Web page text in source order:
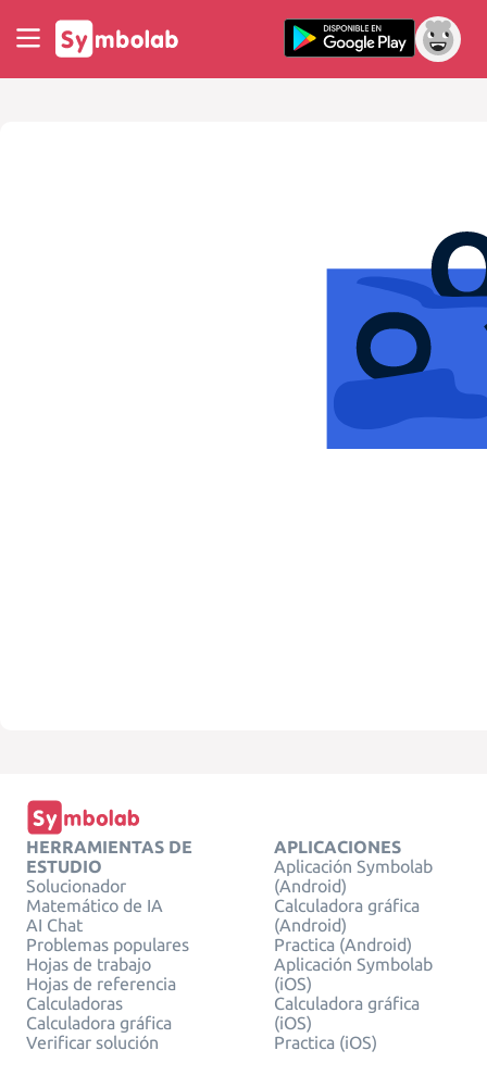
HERRAMIENTAS DE
ESTUDIO
Solucionador
Matemático de IA
AI Chat
Problemas populares
Hojas de trabajo
Hojas de referencia
Calculadoras
Calculadora gráfica
Verificar solución
APLICACIONES
Aplicación Symbolab
(Android)
Calculadora gráfica
(Android)
Practica (Android)
Aplicación Symbolab
(iOS)
Calculadora gráfica
(iOS)
Practica (iOS)